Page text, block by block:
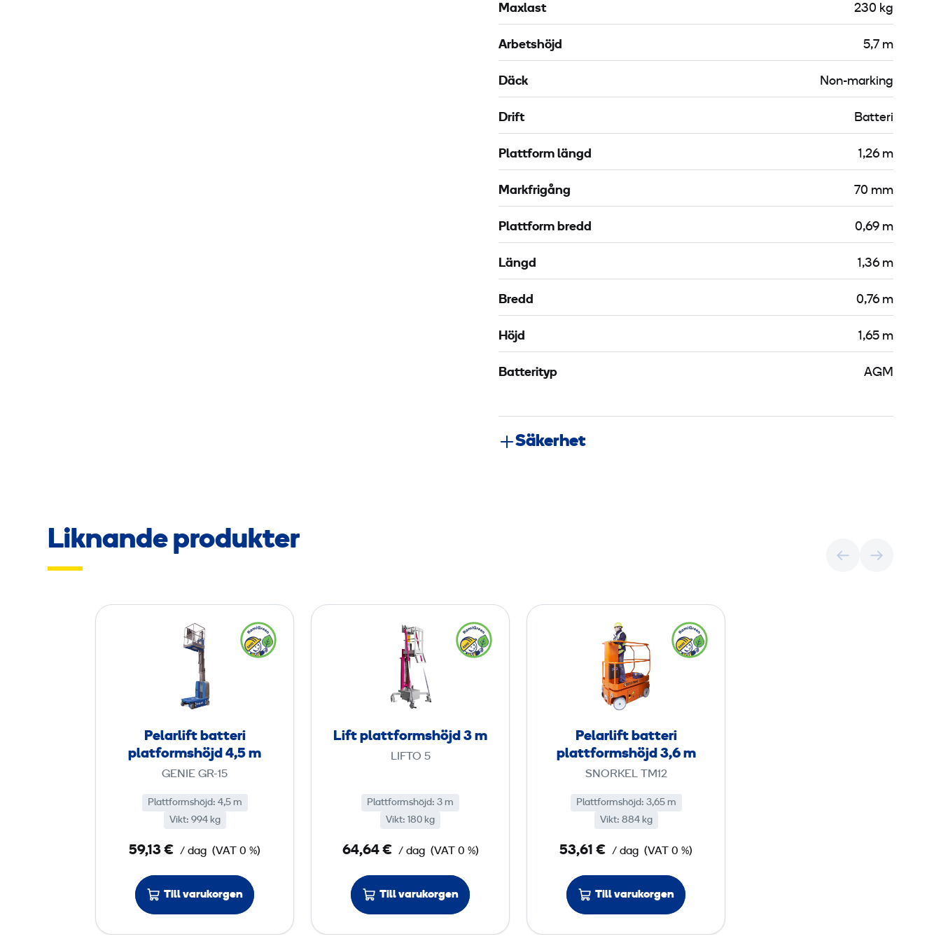
0
X
Maxlast 230 kg
Arbetshöjd 5,7 m
Däck Non-marking
Drift Batteri
Plattform längd 1,26 m
Markfrigång 70 mm
Plattform bredd 0,69 m
Längd 1,36 m
Bredd 0,76 m
Höjd 1,65 m
Batterityp AGM
Säkerhet
Liknande produkter
e
l
a
r
l
f
a
t
e
r
i
p
l
Pelarlift batteri
platformshöjd 4,5 m
GENIE GR-15
Plattformshöjd: 4,5 m
Vikt: 994 kg
59,13 € / dag (VAT 0 %)
Till varukorgen
i
f
t
p
l
o
r
h
ö
j
d
Lift plattformshöjd 3 m
LIFTO 5
Plattformshöjd: 3 m
Vikt: 180 kg
64,64 € / dag (VAT 0 %)
Till varukorgen
e
l
a
r
l
f
a
t
r
i
p
l
Pelarlift batteri
plattformshöjd 3,6 m
SNORKEL TM12
Plattformshöjd: 3,65 m
Vikt: 884 kg
53,61 € / dag (VAT 0 %)
Till varukorgen